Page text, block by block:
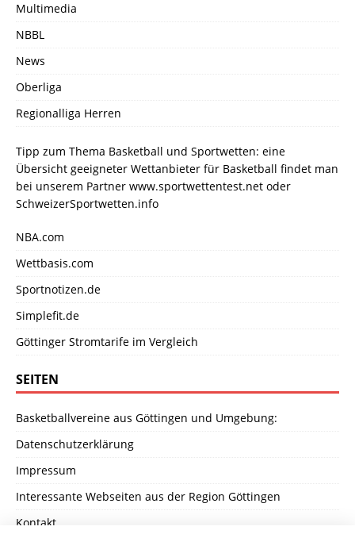
Multimedia
NBBL
News
Oberliga
Regionalliga Herren
Tipp zum Thema Basketball und Sportwetten: eine
Übersicht geeigneter Wettanbieter für Basketball findet man
bei unserem Partner www.sportwettentest.net oder
SchweizerSportwetten.info
NBA.com
Wettbasis.com
Sportnotizen.de
Simplefit.de
Göttinger Stromtarife im Vergleich
SEITEN
Basketballvereine aus Göttingen und Umgebung:
Datenschutzerklärung
Impressum
Interessante Webseiten aus der Region Göttingen
Kontakt